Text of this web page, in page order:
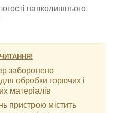
навколишнього
заборонено
обробки горючих і
матеріалів
пристрою містить